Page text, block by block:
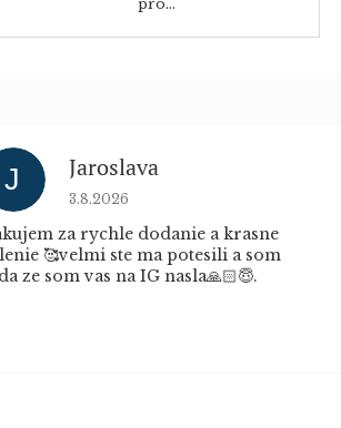
pro...
J Jaroslava
Hodnocení obchodu je 5 z 5
3.8.2026
za rychle dodanie a krasne
🥰velmi ste ma potesili a som
ze som vas na IG nasla🙏🏻😇.